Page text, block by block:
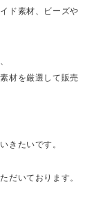
ド素材、ビーズや
材を厳選して販売
きたいです。
だいております。